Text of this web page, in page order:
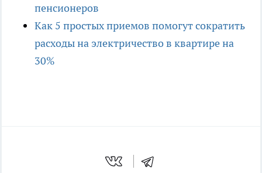
пенсионеров
Как 5 простых приемов помогут сократить
расходы на электричество в квартире на
30%